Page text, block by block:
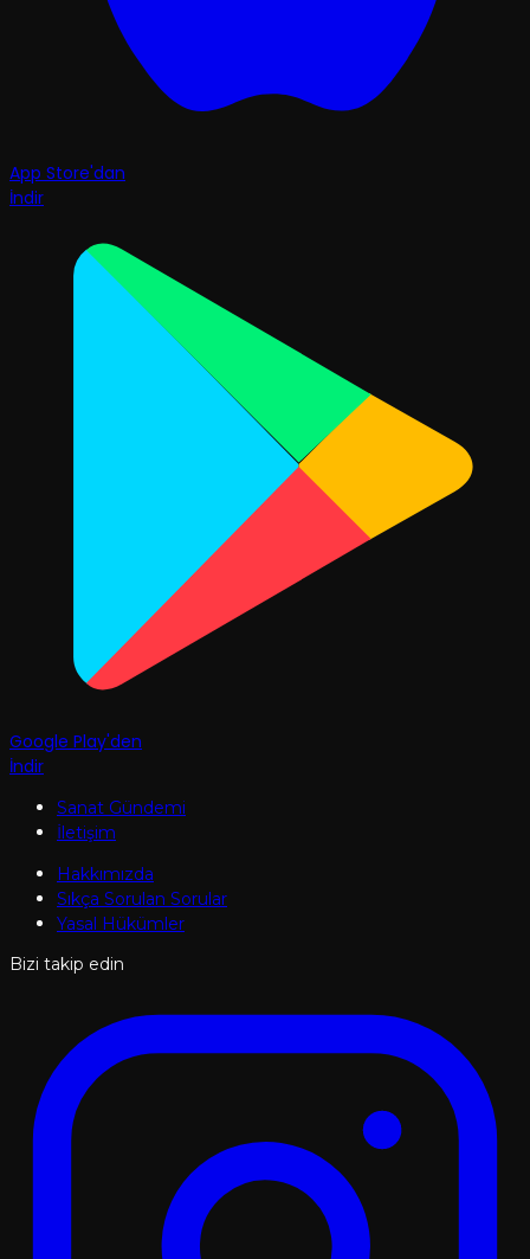
App Store'dan
İndir
Google Play'den
İndir
Sanat Gündemi
İletişim
Hakkımızda
Sıkça Sorulan Sorular
Yasal Hükümler
Bizi takip edin